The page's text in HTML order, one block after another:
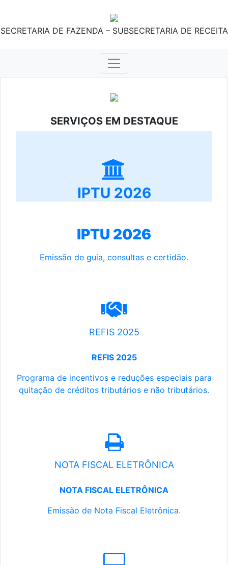
SECRETARIA DE FAZENDA – SUBSECRETARIA DE RECEITA
SERVIÇOS EM DESTAQUE
IPTU 2026
IPTU 2026
Emissão de guia, consultas e certidão.
REFIS 2025
REFIS 2025
Programa de incentivos e reduções especiais para
quitação de créditos tributários e não tributários.
NOTA FISCAL ELETRÔNICA
NOTA FISCAL ELETRÔNICA
Emissão de Nota Fiscal Eletrônica.